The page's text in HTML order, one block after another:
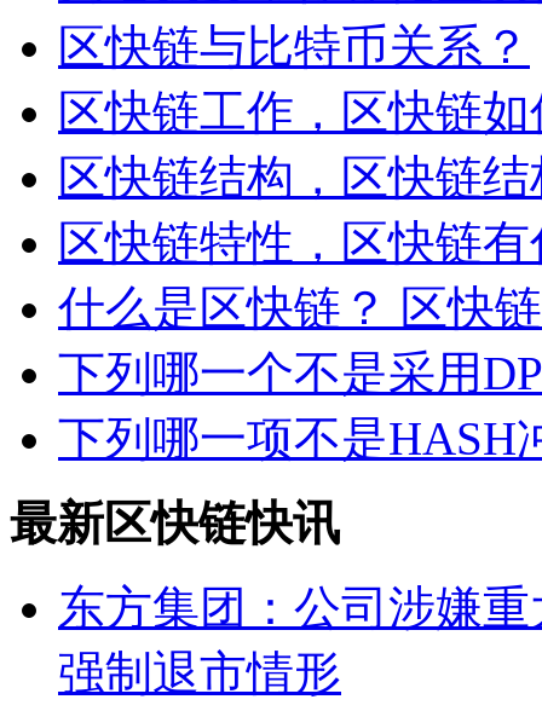
区快链与比特币关系？
区快链工作，区快链
区快链结构，区快链
区快链特性，区快链
什么是区快链？ 区快
下列哪一个不是采用
下列哪一项不是HASH
最新区快链快讯
东方集团：公司涉嫌
强制退市情形